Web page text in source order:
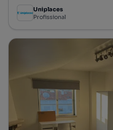
Uniplaces
Profissional